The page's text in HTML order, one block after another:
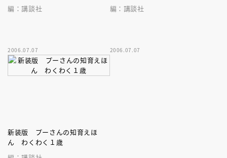
編：講談社
2006.07.07
編：講談社
2006.07.07
新装版 プーさんの知育えほ
ん わくわく１歳